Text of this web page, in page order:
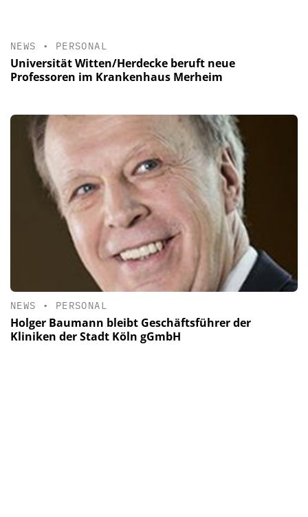
NEWS • PERSONAL
Universität Witten/Herdecke beruft neue
Professoren im Krankenhaus Merheim
NEWS • PERSONAL
Holger Baumann bleibt Geschäftsführer der
Kliniken der Stadt Köln gGmbH